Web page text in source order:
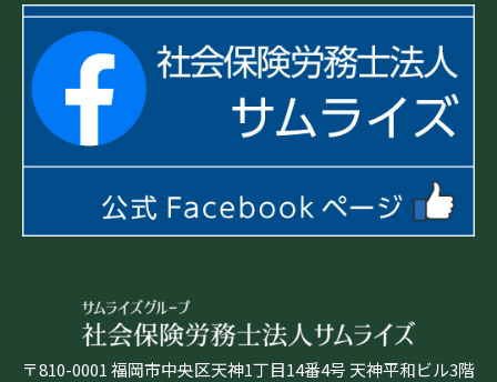
〒810-0001 福岡市中央区天神1丁目14番4号 天神平和ビル3階